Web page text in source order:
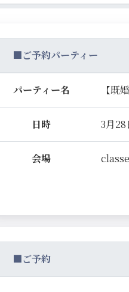
■ご予約パーティー
パーティー名 【既
日時 3月
会場
■ご予約